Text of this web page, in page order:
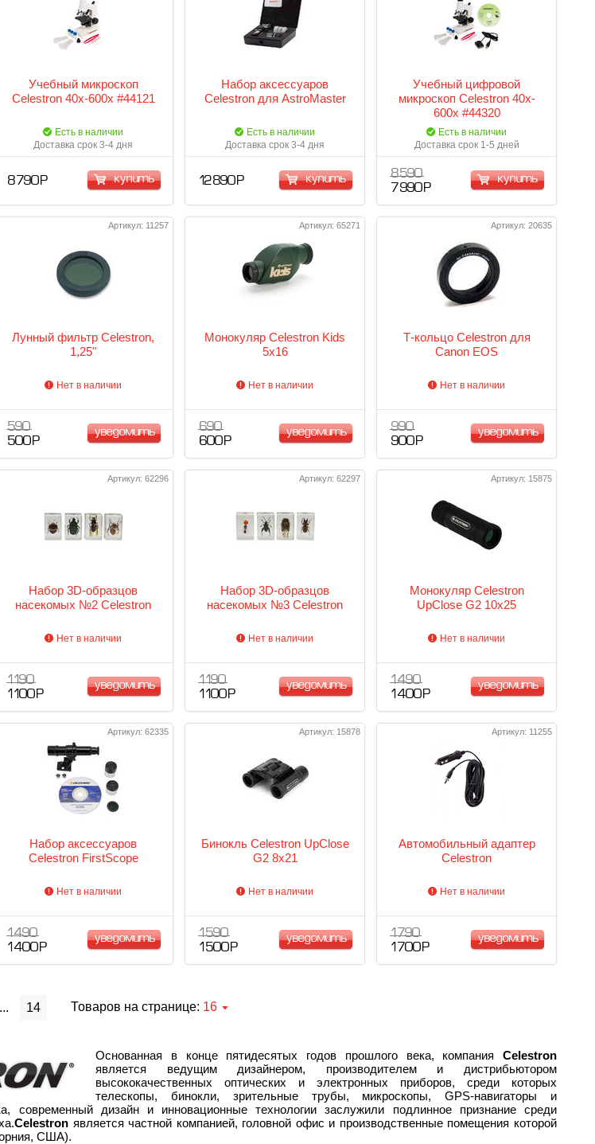
Учебный микроскоп
Celestron 40x-600x #44121
Есть в наличии
Доставка срок 3-4 дня
8 790 Р купить
Набор аксессуаров
Celestron для AstroMaster
Есть в наличии
Доставка срок 3-4 дня
12 890 Р купить
Учебный цифровой
микроскоп Celestron 40x-
600x #44320
Есть в наличии
Доставка срок 1-5 дней
8 590
7 990 Р
купить
Артикул: 11257
Лунный фильтр Celestron,
1,25"
Нет в наличии
590
500 Р
уведомить
Артикул: 65271
Монокуляр Celestron Kids
5x16
Нет в наличии
690
600 Р
уведомить
Артикул: 20635
Т-кольцо Celestron для
Canon EOS
Нет в наличии
990
900 Р
уведомить
Артикул: 62296
Набор 3D-образцов
насекомых №2 Celestron
Нет в наличии
1 190
1 100 Р
уведомить
Артикул: 62297
Набор 3D-образцов
насекомых №3 Celestron
Нет в наличии
1 190
1 100 Р
уведомить
Артикул: 15875
Монокуляр Celestron
UpClose G2 10x25
Нет в наличии
1 490
1 400 Р
уведомить
Артикул: 62335
Набор аксессуаров
Celestron FirstScope
Нет в наличии
1 490
1 400 Р
уведомить
Артикул: 15878
Бинокль Celestron UpClose
G2 8x21
Нет в наличии
1 590
1 500 Р
уведомить
Артикул: 11255
Автомобильный адаптер
Celestron
Нет в наличии
1 790
1 700 Р
уведомить
... 14 Товаров на странице: 16
Основанная в конце пятидесятых годов прошлого века, компания Celestron
является ведущим дизайнером, производителем и дистрибьютором
высококачественных оптических и электронных приборов, среди которых
телескопы, бинокли, зрительные трубы, микроскопы, GPS-навигаторы и
современный дизайн и инновационные технологии заслужили подлинное признание среди
Celestron является частной компанией, головной офис и производственные помещения которой
США).